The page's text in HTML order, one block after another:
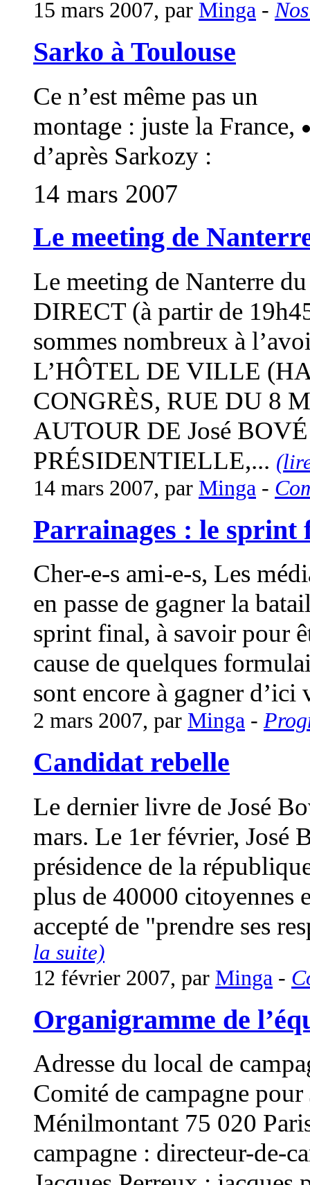
15 mars 2007, par Minga -
Sarko à Toulouse
Ce n’est même pas un
montage : juste la France,
d’après Sarkozy :
14 mars 2007
Le meeting de
Le meeting de Nanterre
DIRECT (à partir de
sommes nombreux à
L’HÔTEL DE VILLE
CONGRÈS, RUE DU 8
AUTOUR DE José
PRÉSIDENTIELLE,...
14 mars 2007, par Minga -
Parrainages : le sprint
Cher-e-s ami-e-s, Les
en passe de gagner la
sprint final, à savoir pour
cause de quelques
sont encore à gagner
2 mars 2007, par Minga -
Candidat rebelle
Le dernier livre de José
mars. Le 1er février, José
présidence de la
plus de 40000 citoyennes
accepté de "prendre ses
la suite)
12 février 2007, par Minga -
Organigramme de
Adresse du local de
Comité de campagne
Ménilmontant 75 020
campagne : directeur-de-